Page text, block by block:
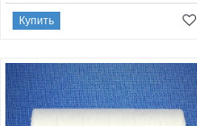
Купить